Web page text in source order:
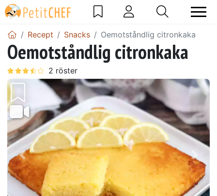
Recept Snacks Oemotståndlig citronkaka
Oemotståndlig citronkaka
Föregående